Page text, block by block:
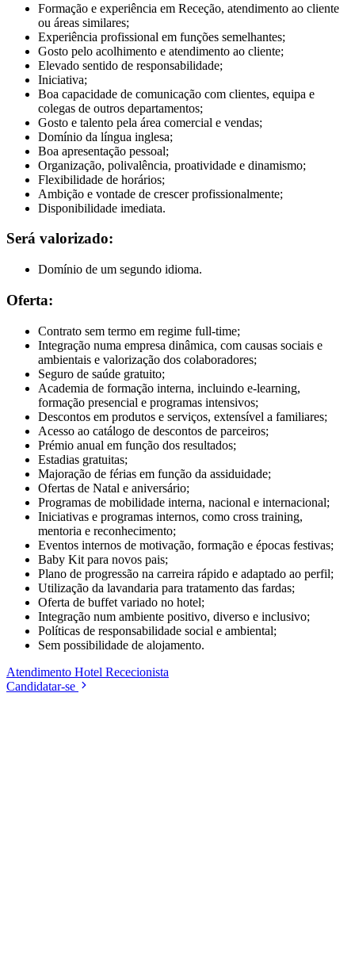
Formação e experiência em Receção, atendimento ao cliente
ou áreas similares;
Experiência profissional em funções semelhantes;
Gosto pelo acolhimento e atendimento ao cliente;
Elevado sentido de responsabilidade;
Iniciativa;
Boa capacidade de comunicação com clientes, equipa e
colegas de outros departamentos;
Gosto e talento pela área comercial e vendas;
Domínio da língua inglesa;
Boa apresentação pessoal;
Organização, polivalência, proatividade e dinamismo;
Flexibilidade de horários;
Ambição e vontade de crescer profissionalmente;
Disponibilidade imediata.
Será valorizado:
Domínio de um segundo idioma.
Oferta:
Contrato sem termo em regime full-time;
Integração numa empresa dinâmica, com causas sociais e
ambientais e valorização dos colaboradores;
Seguro de saúde gratuito;
Academia de formação interna, incluindo e-learning,
formação presencial e programas intensivos;
Descontos em produtos e serviços, extensível a familiares;
Acesso ao catálogo de descontos de parceiros;
Prémio anual em função dos resultados;
Estadias gratuitas;
Majoração de férias em função da assiduidade;
Ofertas de Natal e aniversário;
Programas de mobilidade interna, nacional e internacional;
Iniciativas e programas internos, como cross training,
mentoria e reconhecimento;
Eventos internos de motivação, formação e épocas festivas;
Baby Kit para novos pais;
Plano de progressão na carreira rápido e adaptado ao perfil;
Utilização da lavandaria para tratamento das fardas;
Oferta de buffet variado no hotel;
Integração num ambiente positivo, diverso e inclusivo;
Políticas de responsabilidade social e ambiental;
Sem possibilidade de alojamento.
Atendimento Hotel Rececionista
Candidatar-se